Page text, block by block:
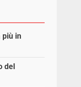
più in
del